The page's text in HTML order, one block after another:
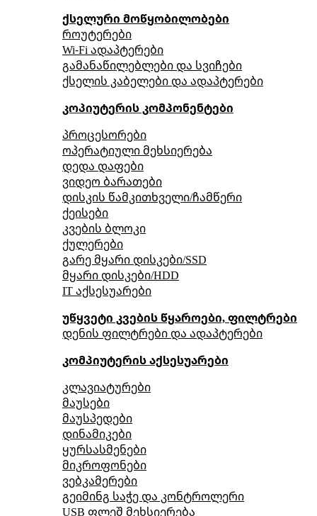
ქსელური მოწყობილობები
როუტერები
Wi-Fi ადაპტერები
გამანაწილებლები და სვიჩები
ქსელის კაბელები და ადაპტერები
კოპიუტერის კომპონენტები
პროცესორები
ოპერატიული მეხსიერება
დედა დაფები
ვიდეო ბარათები
დისკის წამკითხველი/ჩამწერი
ქეისები
კვების ბლოკი
ქულერები
გარე მყარი დისკები/SSD
მყარი დისკები/HDD
IT აქსესუარები
უწყვეტი კვების წყაროები, ფილტრები
დენის ფილტრები და ადაპტერები
კომპიუტერის აქსესუარები
კლავიატურები
მაუსები
მაუსპედები
დინამიკები
ყურსასმენები
მიკროფონები
ვებკამერები
გეიმინგ საჭე და კონტროლერი
USB ფლეშ მეხსიერება